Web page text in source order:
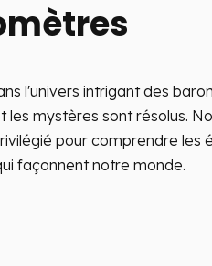
l'univers intrigant des
les mystères sont résolus.
pour comprendre les
façonnent notre monde.